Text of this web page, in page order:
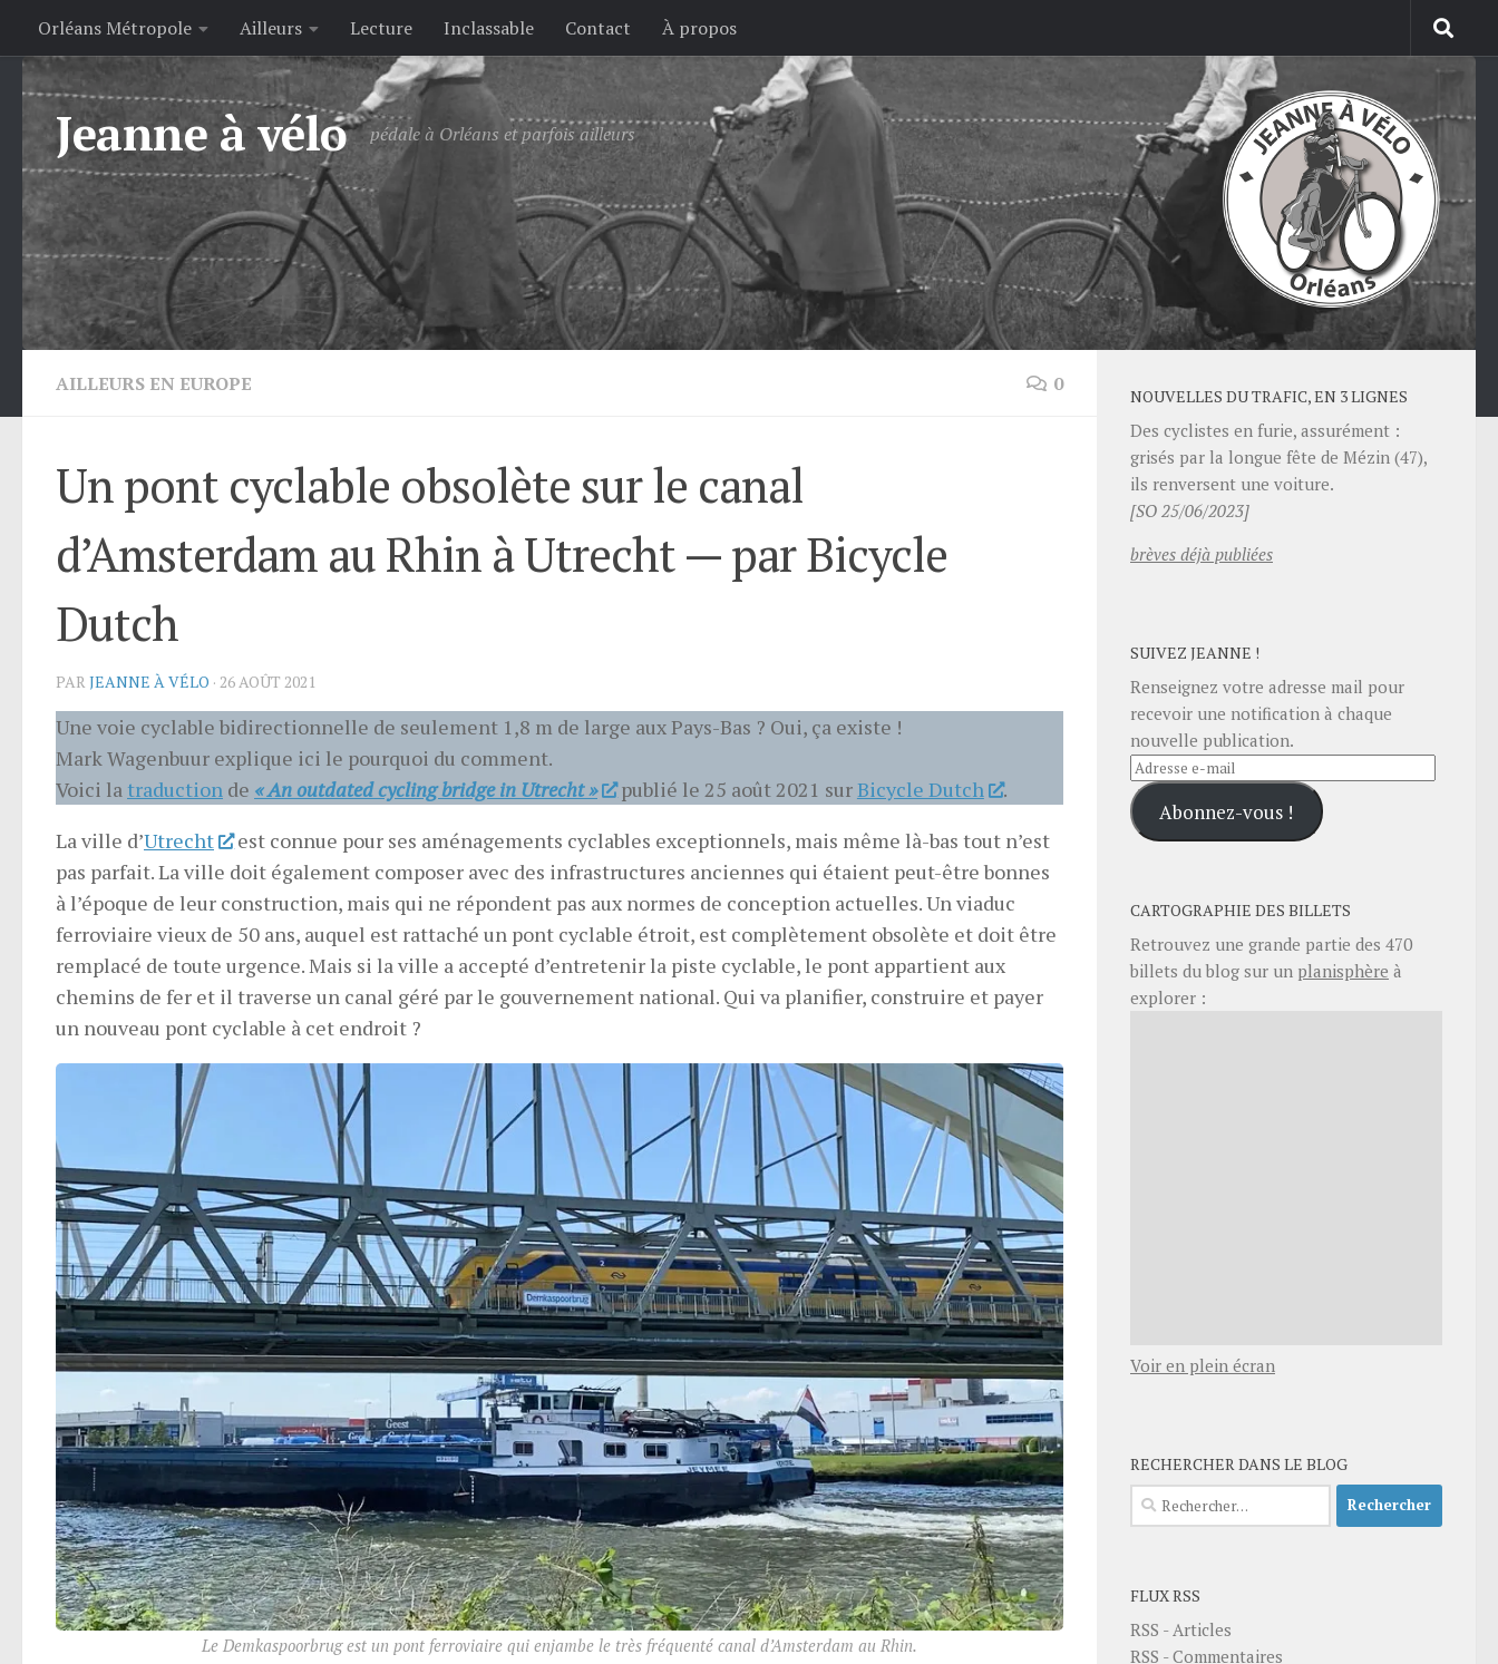
Skip to content
Orléans Métropole Ailleurs Lecture Inclassable Contact À propos
Jeanne à vélo pédale à Orléans et parfois ailleurs
AILLEURS EN EUROPE 0
Un pont cyclable obsolète sur le canal
d’Amsterdam au Rhin à Utrecht — par Bicycle
Dutch
PAR JEANNE À VÉLO · 26 AOÛT 2021
Une voie cyclable bidirectionnelle de seulement 1,8 m de large aux Pays-Bas ? Oui, ça existe !
Mark Wagenbuur explique ici le pourquoi du comment.
Voici latraduction de « An outdated cycling bridge in Utrecht» publié le 25 août 2021 surBicycle Dutch
.
La ville d’Utrecht
est connue pour ses aménagements cyclables exceptionnels, mais même là-bas tout n’est
pas parfait. La ville doit également composer avec des infrastructures anciennes qui étaient peut-être bonnes
à l’époque de leur construction, mais qui ne répondent pas aux normes de conception actuelles. Un viaduc
ferroviaire vieux de 50 ans, auquel est rattaché un pont cyclable étroit, est complètement obsolète et doit être
remplacé de toute urgence. Mais si la ville a accepté d’entretenir la piste cyclable, le pont appartient aux
chemins de fer et il traverse un canal géré par le gouvernement national. Qui va planifier, construire et payer
un nouveau pont cyclable à cet endroit ?
Le Demkaspoorbrug est un pont ferroviaire qui enjambe le très fréquenté canal d’Amsterdam au Rhin.
NOUVELLES DU TRAFIC, EN 3 LIGNES
Des cyclistes en furie, assurément :
grisés par la longue fête de Mézin (47),
ils renversent une voiture.
[SO 25/06/2023]
brèves déjà publiées
SUIVEZ JEANNE !
Renseignez votre adresse mail pour
recevoir une notification à chaque
nouvelle publication.
Adresse
e-
mailAbonnez-vous !
CARTOGRAPHIE DES BILLETS
Retrouvez une grande partie des 470
billets du blog sur un planisphère à
explorer :
Voir en plein écran
RECHERCHER DANS LE BLOG
Rechercher :
FLUX RSS
RSS - Articles
RSS - Commentaires